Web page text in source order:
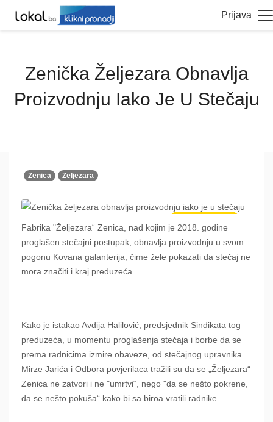
Prijava
Zenička Željezara Obnavlja
Proizvodnju Iako Je U Stečaju
Zenica Zeljezara
Fabrika "Željezara“ Zenica, nad kojim je 2018. godine
proglašen stečajni postupak, obnavlja proizvodnju u svom
pogonu Kovana galanterija, čime žele pokazati da stečaj ne
mora značiti i kraj preduzeća.
Kako je istakao Avdija Halilović, predsjednik Sindikata tog
preduzeća, u momentu proglašenja stečaja i borbe da se
prema radnicima izmire obaveze, od stečajnog upravnika
Mirze Jarića i Odbora povjerilaca tražili su da se „Željezara“
Zenica ne zatvori i ne "umrtvi“, nego "da se nešto pokrene,
da se nešto pokuša“ kako bi sa biroa vratili radnike.